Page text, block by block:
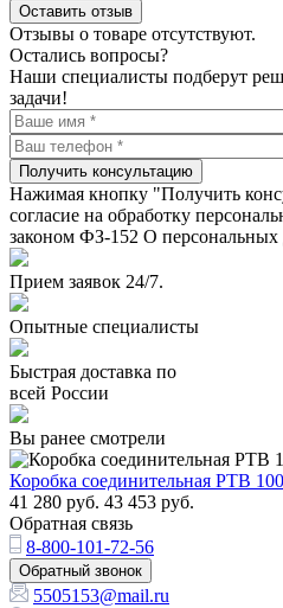
Оставить отзыв
Отзывы о товаре отсутствуют.
Остались вопросы?
Наши специалисты подберут
задачи!
Получить консультацию
Нажимая кнопку "Получить
согласие на обработку
законом ФЗ-152 О
Прием заявок 24/7.
Опытные специалисты
Быстрая доставка по
всей России
Вы ранее смотрели
Коробка соединительная РТВ
41 280 руб. 43 453 руб.
Обратная связь
8-800-101-72-56
Обратный звонок
5505153@mail.ru